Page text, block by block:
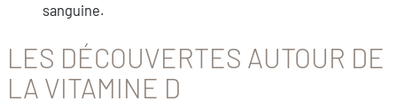
sanguine.
LES DÉCOUVERTES AUTOUR DE
LA VITAMINE D